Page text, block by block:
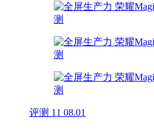
评测 11 08.01